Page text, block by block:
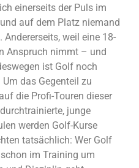
einerseits der Puls im
auf dem Platz niemand
weil eine 18-
Anspruch nimmt – und
ist Golf noch
Um das Gegenteil zu
die Profi-Touren dieser
junge
werden Golf-Kurse
tatsächlich: Wer Golf
im Training um